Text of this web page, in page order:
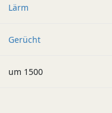
Lärm
Gerücht
um 1500